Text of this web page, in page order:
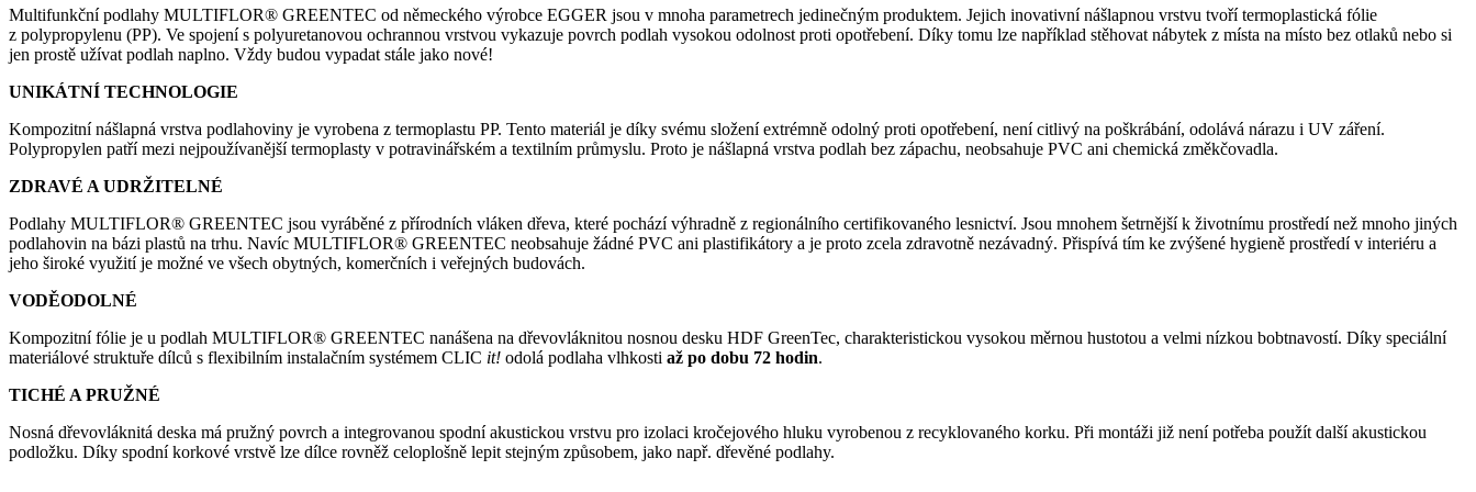
Multifunkční podlahy MULTIFLOR® GREENTEC od německého výrobce EGGER jsou v mnoha parametrech jedinečným produktem. Jejich inovativní nášlapnou vrstvu tvoří termoplastická fólie
z polypropylenu (PP). Ve spojení s polyuretanovou ochrannou vrstvou vykazuje povrch podlah vysokou odolnost proti opotřebení. Díky tomu lze například stěhovat nábytek z místa na místo bez otlaků nebo si
jen prostě užívat podlah naplno. Vždy budou vypadat stále jako nové!
UNIKÁTNÍ TECHNOLOGIE
Kompozitní nášlapná vrstva podlahoviny je vyrobena z termoplastu PP. Tento materiál je díky svému složení extrémně odolný proti opotřebení, není citlivý na poškrábání, odolává nárazu i UV záření.
Polypropylen patří mezi nejpoužívanější termoplasty v potravinářském a textilním průmyslu. Proto je nášlapná vrstva podlah bez zápachu, neobsahuje PVC ani chemická změkčovadla.
ZDRAVÉ A UDRŽITELNÉ
Podlahy MULTIFLOR® GREENTEC jsou vyráběné z přírodních vláken dřeva, které pochází výhradně z regionálního certifikovaného lesnictví. Jsou mnohem šetrnější k životnímu prostředí než mnoho jiných
podlahovin na bázi plastů na trhu. Navíc MULTIFLOR® GREENTEC neobsahuje žádné PVC ani plastifikátory a je proto zcela zdravotně nezávadný. Přispívá tím ke zvýšené hygieně prostředí v interiéru a
jeho široké využití je možné ve všech obytných, komerčních i veřejných budovách.
VODĚODOLNÉ
Kompozitní fólie je u podlah MULTIFLOR® GREENTEC nanášena na dřevovláknitou nosnou desku HDF GreenTec, charakteristickou vysokou měrnou hustotou a velmi nízkou bobtnavostí. Díky speciální
materiálové struktuře dílců s flexibilním instalačním systémem CLIC it! odolá podlaha vlhkosti až po dobu 72 hodin.
TICHÉ A PRUŽNÉ
Nosná dřevovláknitá deska má pružný povrch a integrovanou spodní akustickou vrstvu pro izolaci kročejového hluku vyrobenou z recyklovaného korku. Při montáži již není potřeba použít další akustickou
podložku. Díky spodní korkové vrstvě lze dílce rovněž celoplošně lepit stejným způsobem, jako např. dřevěné podlahy.